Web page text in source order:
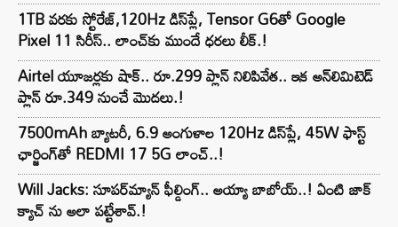
1TB వరకు స్టోరేజ్,120Hz డిస్‌ప్లే, Tensor G6తో Google
Pixel 11 సిరీస్.. లాంచ్⁭కు ముందే ధరలు లీక్.!
Airtel యూజర్లకు షాక్.. రూ.299 ప్లాన్ నిలిపివేత.. ఇక అన్‌లిమిటెడ్
ప్లాన్ రూ.349 నుంచే మొదలు.!
7500mAh బ్యాటరీ, 6.9 అంగుళాల 120Hz డిస్‌ప్లే, 45W ఫాస్ట్
ఛార్జింగ్‌తో REDMI 17 5G లాంచ్..!
Will Jacks: సూపర్‌మ్యాన్ ఫీల్డింగ్.. అయ్యా బాబోయ్..! ఏంటి జాక్
క్యాచ్ ను అలా పట్టేశావ్.!